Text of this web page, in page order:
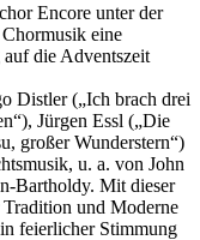
Encore unter der
eine
die Adventszeit
Distler („Ich brach drei
Jürgen Essl („Die
großer Wunderstern“)
u. a. von John
Bartholdy. Mit dieser
und Moderne
feierlicher Stimmung